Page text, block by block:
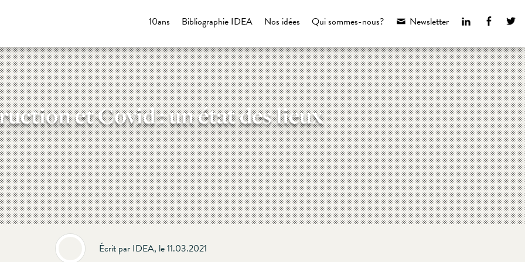
LinkedIn
Newsletter
Qui sommes-nous?
Nos idées
Bibliographie IDEA
10ans
et Covid : un état des lieux
Écrit par IDEA, le 11.03.2021